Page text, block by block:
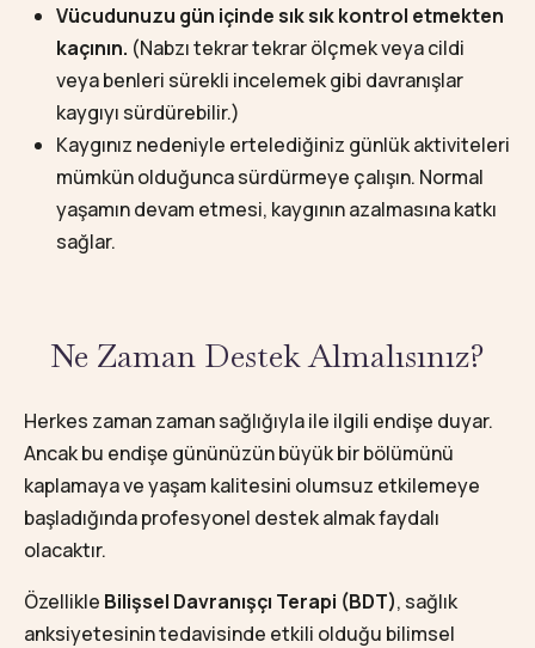
Vücudunuzu gün içinde sık sık kontrol etmekten
kaçının. (Nabzı tekrar tekrar ölçmek veya cildi
veya benleri sürekli incelemek gibi davranışlar
kaygıyı sürdürebilir.)
Kaygınız nedeniyle ertelediğiniz günlük aktiviteleri
mümkün olduğunca sürdürmeye çalışın. Normal
yaşamın devam etmesi, kaygının azalmasına katkı
sağlar.
Ne Zaman Destek Almalısınız?
Herkes zaman zaman sağlığıyla ile ilgili endişe duyar.
Ancak bu endişe gününüzün büyük bir bölümünü
kaplamaya ve yaşam kalitesini olumsuz etkilemeye
başladığında profesyonel destek almak faydalı
olacaktır.
Özellikle Bilişsel Davranışçı Terapi (BDT), sağlık
anksiyetesinin tedavisinde etkili olduğu bilimsel